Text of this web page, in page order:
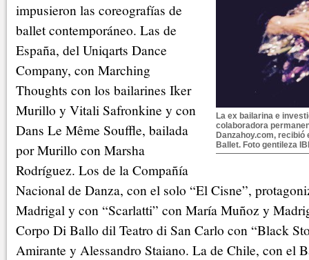
La ex bailarina e
colaboradora
Danzahoy.com,
Ballet. Foto gentileza
impusieron las coreografías de
ballet contemporáneo. Las de
España, del Uniqarts Dance
Company, con Marching
Thoughts con los bailarines Iker
Murillo y Vitali Safronkine y con
Dans Le Même Souffle, bailada
por Murillo con Marsha
Rodríguez. Los de la Compañía
Nacional de Danza, con el solo “El Cisne”,
Madrigal y con “Scarlatti” con María Muñoz y
Corpo Di Ballo dil Teatro di San Carlo con “Black
Amirante y Alessandro Staiano. La de Chile, con el